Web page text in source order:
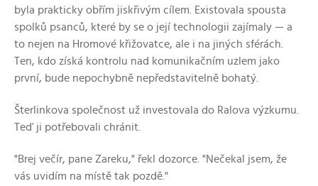
byla prakticky obřím jiskřivým cílem. Existovala spousta
spolků psanců, které by se o její technologii zajímaly — a
to nejen na Hromové křižovatce, ale i na jiných sférách.
Ten, kdo získá kontrolu nad komunikačním uzlem jako
první, bude nepochybně nepředstavitelně bohatý.
Šterlinkova společnost už investovala do Ralova výzkumu.
Teď ji potřebovali chránit.
"Brej večír, pane Zareku," řekl dozorce. "Nečekal jsem, že
vás uvidím na místě tak pozdě."